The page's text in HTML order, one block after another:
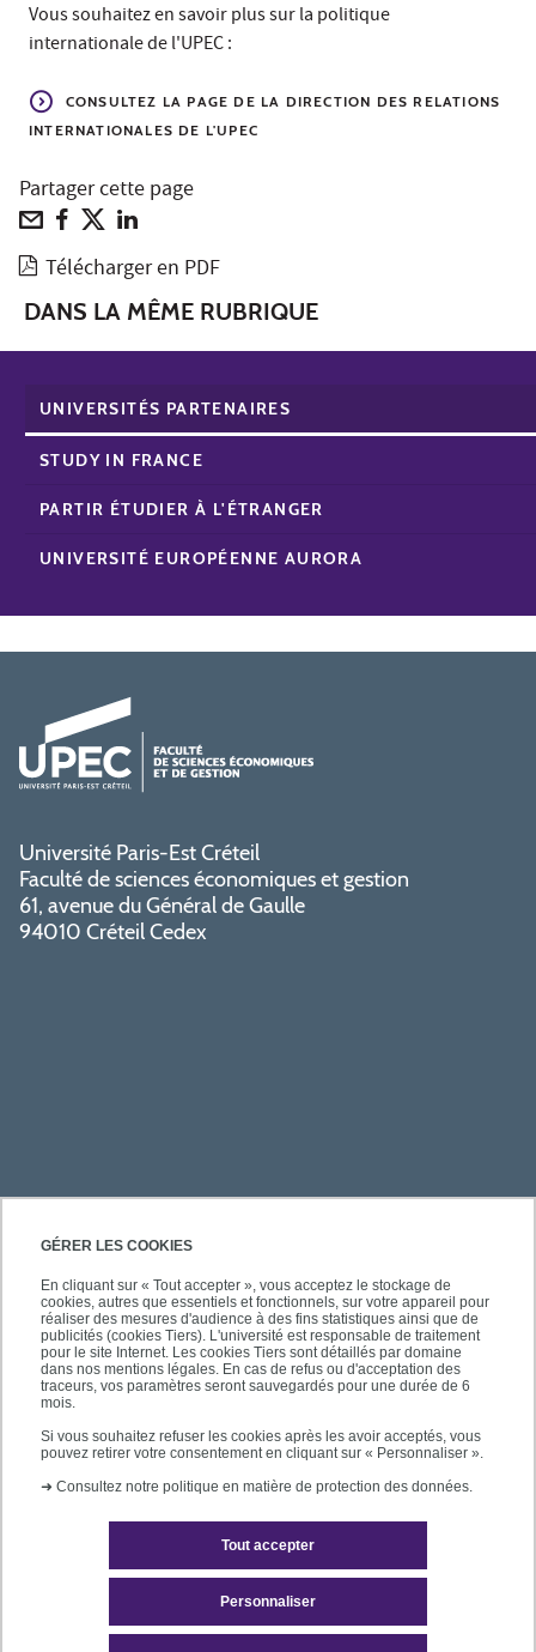
GÉRER LES COOKIES
En cliquant sur « Tout accepter », vous acceptez le stockage de
cookies, autres que essentiels et fonctionnels, sur votre appareil pour
réaliser des mesures d'audience à des fins statistiques ainsi que de
publicités (cookies Tiers). L'université est responsable de traitement
pour le site Internet. Les cookies Tiers sont détaillés par domaine
dans nos mentions légales. En cas de refus ou d'acceptation des
traceurs, vos paramètres seront sauvegardés pour une durée de 6
mois.
Si vous souhaitez refuser les cookies après les avoir acceptés, vous
pouvez retirer votre consentement en cliquant sur « Personnaliser ».
➜ Consultez notre politique en matière de protection des données.
Tout accepter
Personnaliser
Vous souhaitez en savoir plus sur la politique
internationale de l'UPEC :
CONSULTEZ LA PAGE DE LA DIRECTION DES RELATIONS
INTERNATIONALES DE L'UPEC
Partager cette page
Télécharger en PDF
DANS LA MÊME RUBRIQUE
UNIVERSITÉS PARTENAIRES
STUDY IN FRANCE
PARTIR ÉTUDIER À L'ÉTRANGER
UNIVERSITÉ EUROPÉENNE AURORA
Université Paris-Est Créteil
Faculté de sciences économiques et gestion
61, avenue du Général de Gaulle
94010 Créteil Cedex
PRATIQUE
ACCÈS RAPIDES
SUIVEZ-NOUS
Mentions légales